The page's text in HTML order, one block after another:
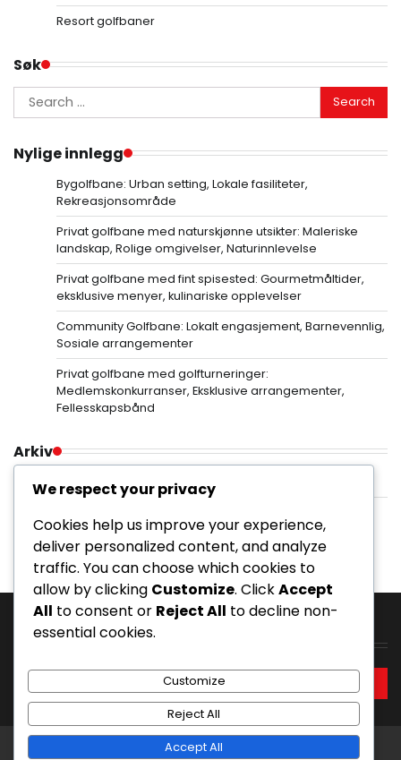
Resort golfbaner
Søk
Search
for:
Nylige innlegg
Bygolfbane: Urban setting, Lokale fasiliteter,
Rekreasjonsområde
Privat golfbane med naturskjønne utsikter: Maleriske
landskap, Rolige omgivelser, Naturinnlevelse
Privat golfbane med fint spisested: Gourmetmåltider,
eksklusive menyer, kulinariske opplevelser
Community Golfbane: Lokalt engasjement, Barnevennlig,
Sosiale arrangementer
Privat golfbane med golfturneringer:
Medlemskonkurranser, Eksklusive arrangementer,
Fellesskapsbånd
Arkiv
February 2026
Search
for:
maritbjoergen.no
We respect your privacy
Cookies help us improve your experience,
deliver personalized content, and analyze
traffic. You can choose which cookies to
allow by clicking Customize. ClickAccept
All to consent or Reject All to decline non-
essential cookies.
Customize
Reject All
Accept All